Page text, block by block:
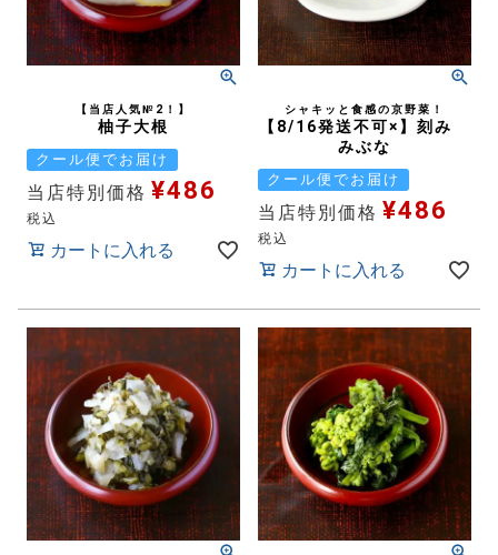
【当店人気№2！】
柚子大根
クール便でお届け
当店特別価格 ¥486
税込
カートに入れる
シャキッと食感の京野菜！
【8/16発送不可×】刻み
みぶな
クール便でお届け
当店特別価格 ¥486
税込
カートに入れる